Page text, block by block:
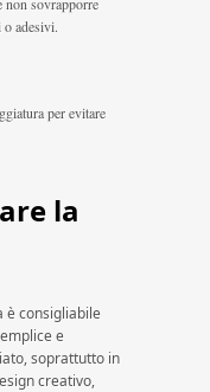
o adesivi.
per evitare
la
è consigliabile
e
soprattutto in
creativo,